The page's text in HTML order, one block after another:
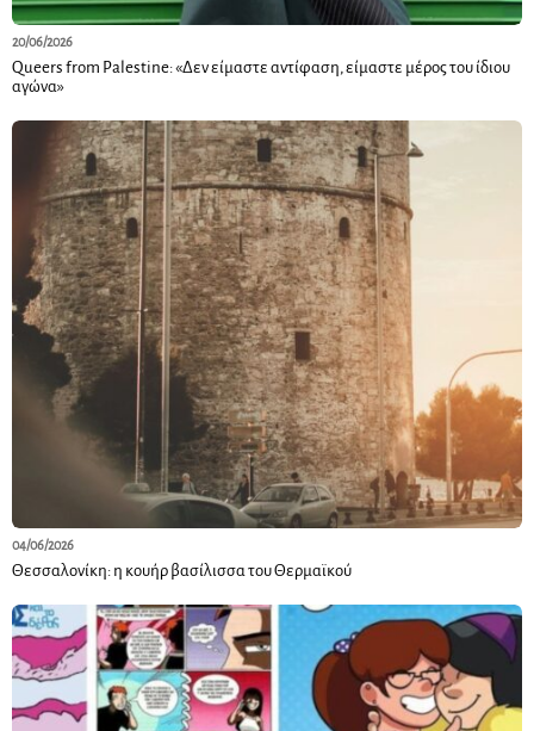
20/06/2026
Queers from Palestine: «Δεν είμαστε αντίφαση, είμαστε μέρος του ίδιου
αγώνα»
04/06/2026
Θεσσαλονίκη: η κουήρ βασίλισσα του Θερμαϊκού